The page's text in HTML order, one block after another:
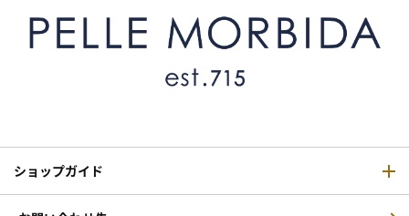
ショップガイド